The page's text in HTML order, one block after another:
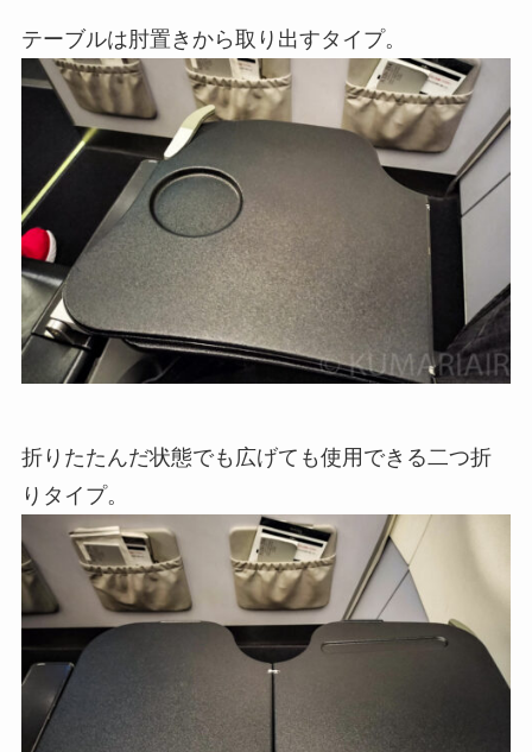
テーブルは肘置きから取り出すタイプ。
折りたたんだ状態でも広げても使用できる二つ折
りタイプ。